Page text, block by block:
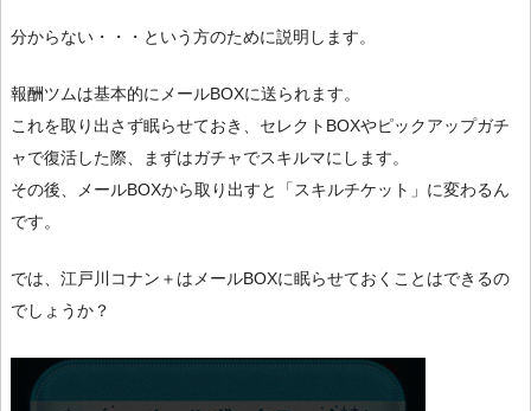
分からない・・・という方のために説明します。
報酬ツムは基本的にメールBOXに送られます。
これを取り出さず眠らせておき、セレクトBOXやピックアップガチ
ャで復活した際、まずはガチャでスキルマにします。
その後、メールBOXから取り出すと「スキルチケット」に変わるん
です。
では、江戸川コナン＋はメールBOXに眠らせておくことはできるの
でしょうか？